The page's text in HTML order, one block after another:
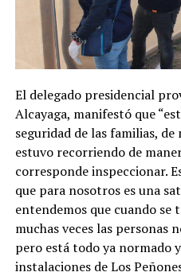
El delegado presidencial
Alcayaga, manifestó que
seguridad de las familias,
estuvo recorriendo de
corresponde inspeccionar.
que para nosotros es una
entendemos que cuando se
muchas veces las personas
pero está todo ya normado
instalaciones de Los